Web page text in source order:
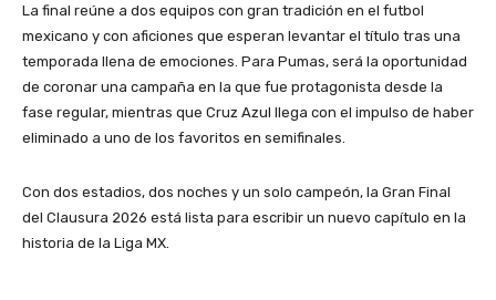
La final reúne a dos equipos con gran tradición en el futbol
mexicano y con aficiones que esperan levantar el título tras una
temporada llena de emociones. Para Pumas, será la oportunidad
de coronar una campaña en la que fue protagonista desde la
fase regular, mientras que Cruz Azul llega con el impulso de haber
eliminado a uno de los favoritos en semifinales.
Con dos estadios, dos noches y un solo campeón, la Gran Final
del Clausura 2026 está lista para escribir un nuevo capítulo en la
historia de la Liga MX.